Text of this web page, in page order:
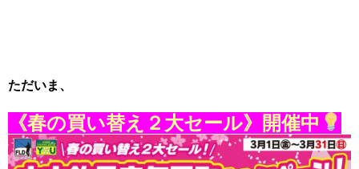
ただいま、
《春の買い替え２大セール》開催中